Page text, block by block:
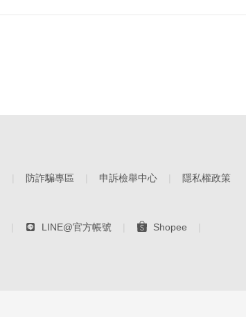
防詐騙專區 申訴檢舉中心 隱私權政策
LINE@官方帳號
Shopee